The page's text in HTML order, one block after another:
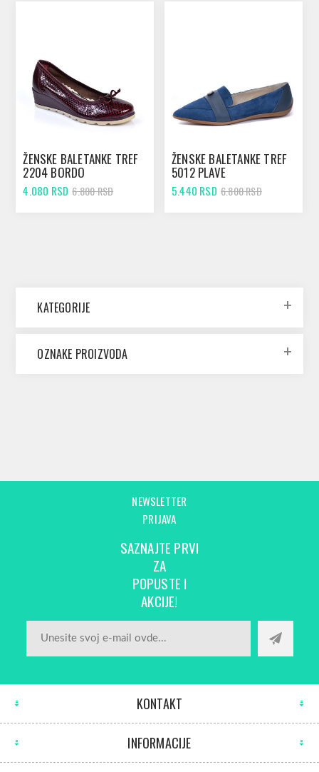
ŽENSKE BALETANKE TREF
2204 BORDO
4.080 RSD 6.800 RSD
ŽENSKE BALETANKE TREF
5012 PLAVE
5.440 RSD 6.800 RSD
KATEGORIJE
OZNAKE PROIZVODA
NEWSLETTER
PRIJAVA
SAZNAJTE PRVI
ZA
POPUSTE I
AKCIJE!
KONTAKT
INFORMACIJE